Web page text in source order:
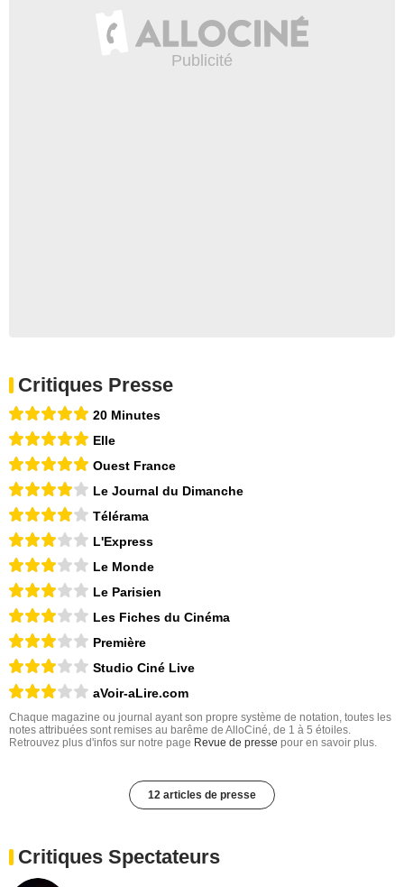
Critiques Presse
20 Minutes
Elle
Ouest France
Le Journal du Dimanche
Télérama
L'Express
Le Monde
Le Parisien
Les Fiches du Cinéma
Première
Studio Ciné Live
aVoir-aLire.com
Chaque magazine ou journal ayant son propre système de notation, toutes les
notes attribuées sont remises au barême de AlloCiné, de 1 à 5 étoiles.
Retrouvez plus d'infos sur notre page Revue de presse pour en savoir plus.
12 articles de presse
Critiques Spectateurs